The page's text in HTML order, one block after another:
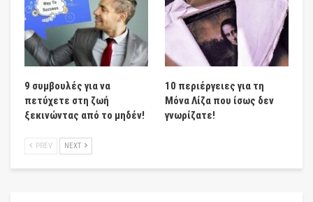
9 συμβουλές για να
πετύχετε στη ζωή
ξεκινώντας από το μηδέν!
10 περιέργειες για τη
Μόνα Λίζα που ίσως δεν
γνωρίζατε!
PREV NEXT